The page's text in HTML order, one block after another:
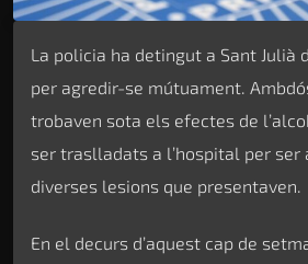
La policia ha detingut a Sant Julià
per agredir-se mútuament.
trobaven sota els efectes de
ser traslladats a l’hospital per ser
diverses lesions que presentaven.
En el decurs d’aquest cap de